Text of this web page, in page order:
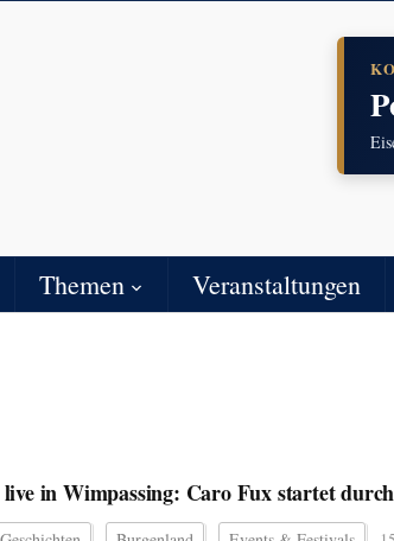
Themen Veranstaltungen
in Wimpassing: Caro Fux startet durch